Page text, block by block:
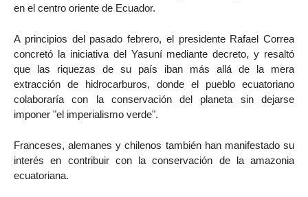
en el centro oriente de Ecuador.
A principios del pasado febrero, el presidente Rafael Correa
concretó la iniciativa del Yasuní mediante decreto, y resaltó
que las riquezas de su país iban más allá de la mera
extracción de hidrocarburos, donde el pueblo ecuatoriano
colaboraría con la conservación del planeta sin dejarse
imponer "el imperialismo verde".
Franceses, alemanes y chilenos también han manifestado su
interés en contribuir con la conservación de la amazonia
ecuatoriana.